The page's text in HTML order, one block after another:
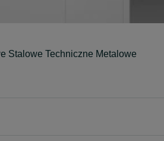
Stalowe Techniczne Metalowe